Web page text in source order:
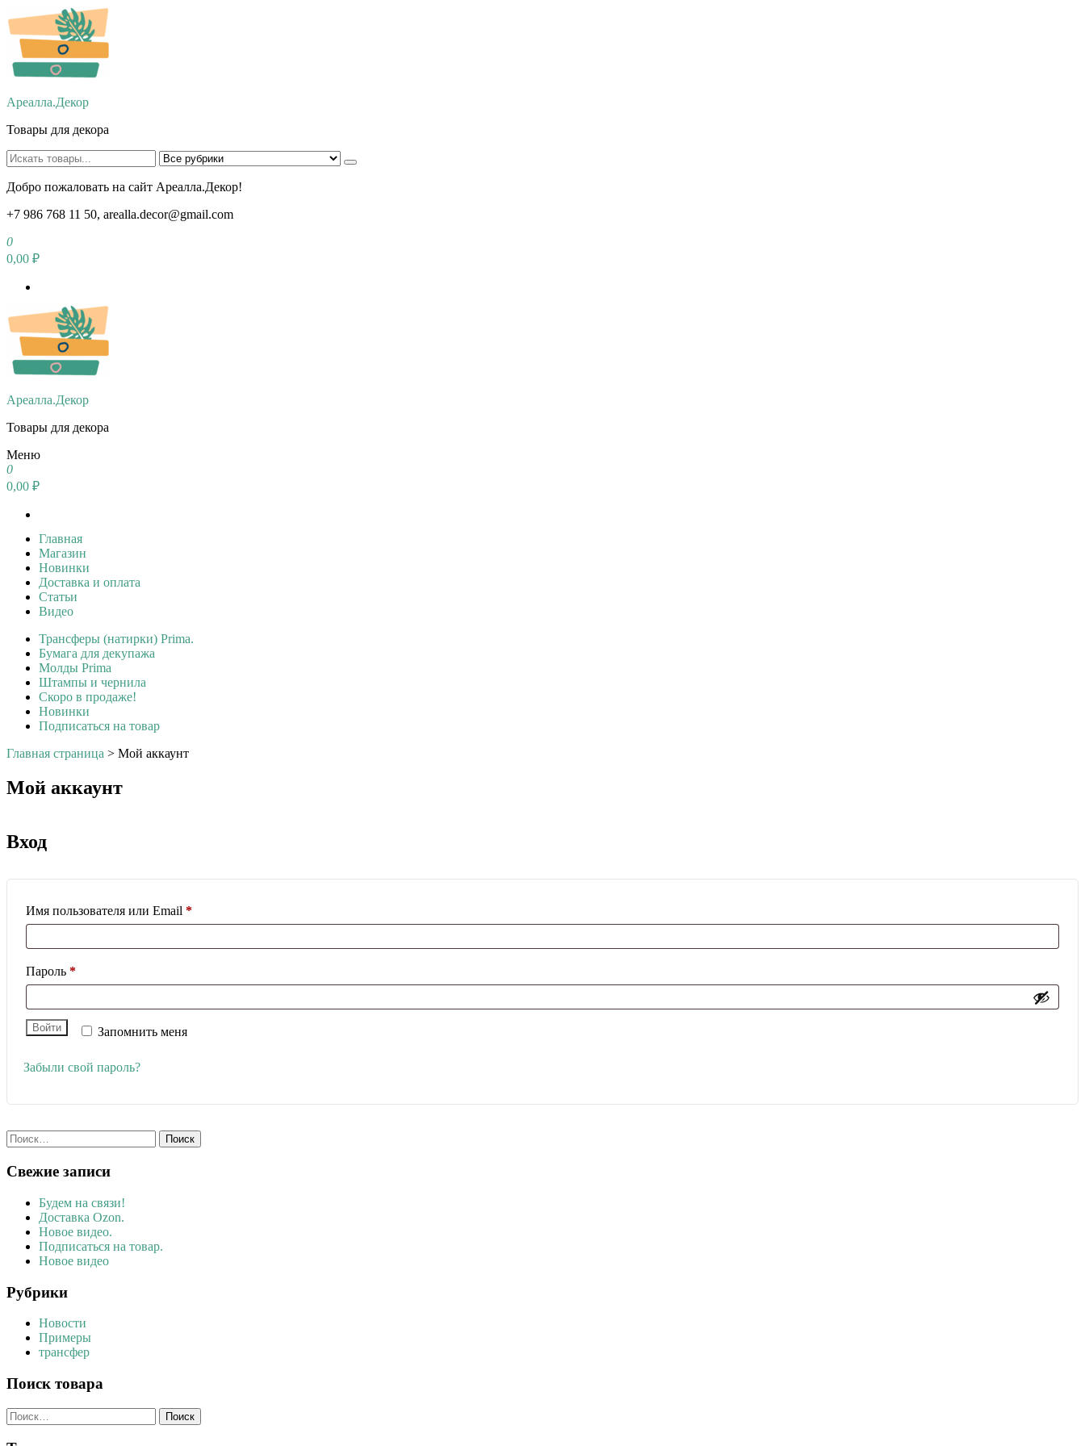
Перейти
к
содержимому
Ареалла.Декор
Товары для декора
Добро пожаловать на сайт Ареалла.Декор!
+7 986 768 11 50, arealla.decor@gmail.com
0
0,00 ₽
Ареалла.Декор
Товары для декора
Меню
0
0,00 ₽
Главная
Магазин
Новинки
Доставка и оплата
Статьи
Видео
Трансферы (натирки) Prima.
Бумага для декупажа
Молды Prima
Штампы и чернила
Скоро в продаже!
Новинки
Подписаться на товар
Главная страница > Мой аккаунт
Мой аккаунт
Вход
Имя пользователя или Email *Обязательно
Пароль *Обязательно
Запомнить меня
Войти
Забыли свой пароль?
Найти:
Свежие записи
Будем на связи!
Доставка Ozon.
Новое видео.
Подписаться на товар.
Новое видео
Рубрики
Новости
Примеры
трансфер
Поиск товара
Найти: